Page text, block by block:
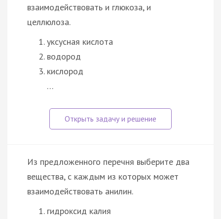
взаимодействовать и глюкоза, и
целлюлоза.
уксусная кислота
водород
кислород
…
Из предложенного перечня выберите два
вещества, с каждым из которых может
взаимодействовать анилин.
гидроксид калия